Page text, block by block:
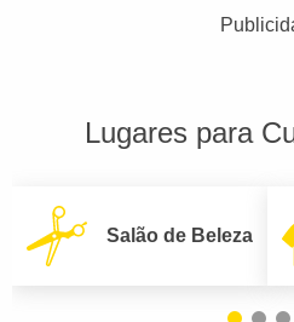
Lugares para
Salão de Beleza